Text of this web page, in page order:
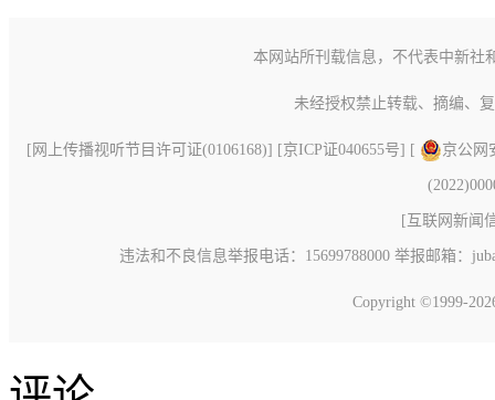
本网站所刊载信息，不代表中新社
未经授权禁止转载、摘编、
[ 网上传播视听节目许可证(0106168)] [京ICP证040655号] [ 京公网
[ 互联网新闻
违法和不良信息举报电话：15699788000 举报邮箱：
Copyright ©1999-